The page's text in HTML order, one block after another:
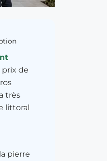
prix de
très
littoral
pierre